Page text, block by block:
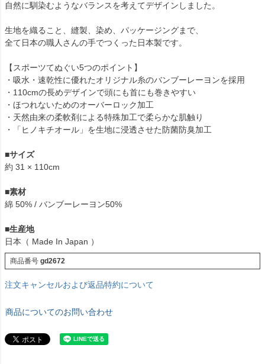
自然に馴染むようなバランスを考えてデザインしました。
生地を織ること、縫製、染め、パッケージングまで、
全て日本の職人さんの手でつくった日本製です。
【スポーツてぬぐい5つのポイント】
・吸水・速乾性に優れたオリジナル糸のバンブーレーヨンを採用
・110cmの長めデザインで頭にも首にも巻きやすい
・ほつれないためのオーバーロック加工
・天然由来の柔軟剤による特殊加工で柔らかな肌触り
・「ヒノキチオール」を生地に浸透させた防菌防臭加工
■サイズ
約 31 × 110cm
■素材
綿 50% / バンブーレーヨン50%
■生産地
日本（ Made In Japan ）
商品番号 gd2672
注文キャンセルおよび返品特約について
商品についてのお問い合わせ